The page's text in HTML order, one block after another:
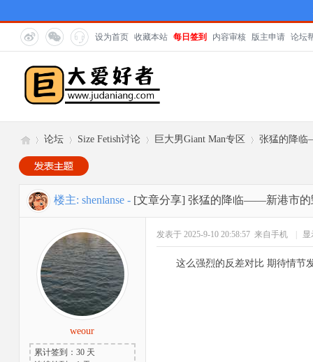
设为首页 收藏本站 每日签到 内容审核 版主申请 论坛
巨»
论坛
›
Size Fetish讨论
›
巨大男Giant Man专区
›
张猛的降临
楼主: shenlanse- [文章分享] 张猛的降临——新港市的
weour
累计签到：30 天
发表于 2025-9-10 20:58:57 来自手机 显
这么强烈的反差对比 期待情节